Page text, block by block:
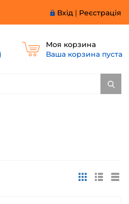
Вхід | Реєстрація
Моя корзина
Ваша корзина пуста